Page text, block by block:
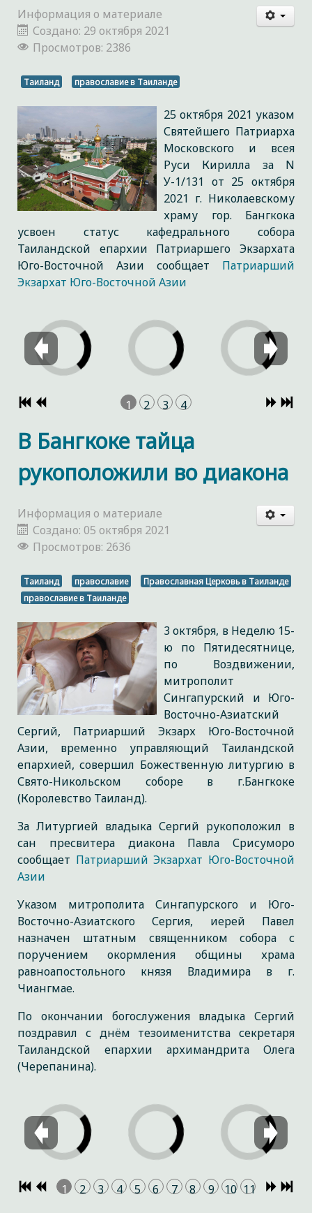
Информация о материале
Создано: 29 октября 2021
Просмотров: 2386
Таиланд православие в Таиланде
25 октября 2021 указом
Святейшего Патриарха
Московского и всея
Руси Кирилла за N
У-1/131 от 25 октября
2021 г. Николаевскому
храму гор. Бангкока
усвоен статус кафедрального собора
Таиландской епархии Патриаршего Экзархата
Юго-Восточной Азии сообщает Патриарший
Экзархат Юго-Восточной Азии
1 2 3 4
В Бангкоке тайца
рукоположили во диакона
Информация о материале
Создано: 05 октября 2021
Просмотров: 2636
Таиланд православие
Православная Церковь в Таиланде
православие в Таиланде
3 октября, в Неделю 15-
ю по Пятидесятнице,
по Воздвижении,
митрополит
Сингапурский и Юго-
Восточно-Азиатский
Сергий, Патриарший Экзарх Юго-Восточной
Азии, временно управляющий Таиландской
епархией, совершил Божественную литургию в
Свято-Никольском соборе в г.Бангкоке
(Королевство Таиланд).
За Литургией владыка Сергий рукоположил в
сан пресвитера диакона Павла Срисуморо
сообщает Патриарший Экзархат Юго-Восточной
Азии
Указом митрополита Сингапурского и Юго-
Восточно-Азиатского Сергия, иерей Павел
назначен штатным священником собора с
поручением окормления общины храма
равноапостольного князя Владимира в г.
Чиангмае.
По окончании богослужения владыка Сергий
поздравил с днём тезоименитства секретаря
Таиландской епархии архимандрита Олега
(Черепанина).
1 2 3 4 5 6 7 8 9 10 11